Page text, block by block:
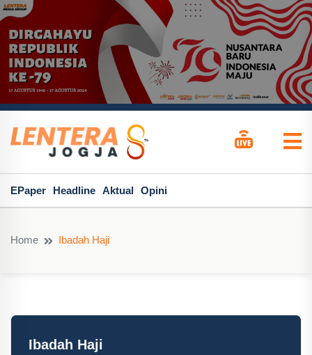
EPaper Headline Aktual Opini
Home Ibadah Haji
Ibadah Haji